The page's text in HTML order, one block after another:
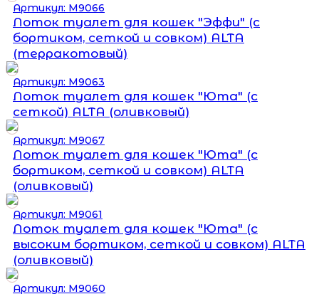
Артикул: М9066
Лоток туалет для кошек "Эффи" (с
бортиком, сеткой и совком) ALTA
(терракотовый)
Артикул: М9063
Лоток туалет для кошек "Юта" (с
сеткой) ALTA (оливковый)
Артикул: М9067
Лоток туалет для кошек "Юта" (с
бортиком, сеткой и совком) ALTA
(оливковый)
Артикул: М9061
Лоток туалет для кошек "Юта" (с
высоким бортиком, сеткой и совком) ALTA
(оливковый)
Артикул: М9060